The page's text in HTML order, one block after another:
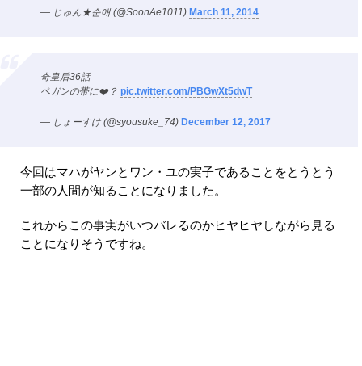
— じゅん★순애 (@SoonAe1011) March 11, 2014
奇皇后36話
ペガンの帯に❤️？ pic.twitter.com/PBGwXt5dwT
— しょーすけ (@syousuke_74) December 12, 2017
今回はマハがヤンとワン・ユの実子であることをとうとう
一部の人間が知ることになりました。
これからこの事実がいつバレるのかヒヤヒヤしながら見る
ことになりそうですね。